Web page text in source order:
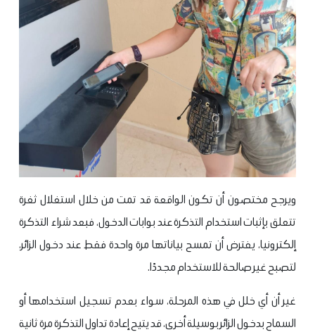
ويرجح مختصون أن تكون الواقعة قد تمت من خلال استغلال ثغرة
تتعلق بإثبات استخدام التذكرة عند بوابات الدخول، فبعد شراء التذكرة
إلكترونيا، يفترض أن تمسح بياناتها مرة واحدة فقط عند دخول الزائر،
لتصبح غير صالحة للاستخدام مجددًا.
غير أن أي خلل في هذه المرحلة، سواء بعدم تسجيل استخدامها أو
السماح بدخول الزائر بوسيلة أخرى، قد يتيح إعادة تداول التذكرة مرة ثانية